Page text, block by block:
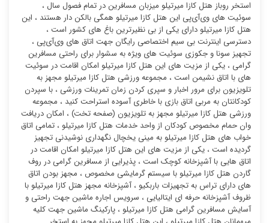
استخر روباز هتل کازا میرتیلو میزبان مسافرین در تمام فصول سال ،
سوئیت ‌های وی‌آی‌پی این هتل کازا میرتیلو همگی بالکن دار هستند ، این
هتل کازا میرتیلو دارای یکی از بی نظیرترین باغ های کشور است ،
دسترسی اینترنت بی سیم اختصاصی رایگان جهت اتاق های وی‌آی‌پی ،
تجهیز سونا و جکوزی سوئیت ‌های ویژه به سشوار برای راحتی مسافرین
گرامی ، یکی از مزیت های این هتل کازا میرتیلو امکان اقامت در سوئیت
‌های با اتاق نشیمن است ، مجموعه ورزشی هتل کازا میرتیلو مجهز به
تلویزیون برای مرور اخبار و سپری کردن زمان تمرینات ورزشی ، با سپردن
کودکانتان به مربی اتاق بازی با خاطری آسوده استراحت کنید ، مجموعه
ورزشی هتل کازا میرتیلو مجهز به تلویزیون (صفحه تخت) ، امکان دریافت
وان حمام مخصوص کودکان از واحد خدمات هتل کازا میرتیلو ، تمامی اتاق
خواب های هتل کازا میرتیلو به مینی یخچال نگهداری نوشیدنی تجهیز
گردیده است ، یکی از مزیت های این هتل کازا میرتیلو امکان اقامت در
اتاق هایی با آشپزخانه کوچک است ، پذیرایی از مسافرین گرامی در روف
گاردن هتل کازا میرتیلو با سیستم گرمایشی مخصوص ، مجهز بودن اتاق
های دارای تراس به تجهیزات باربکیو ، آشپزخانه مجهز هتل کازا میرتیلو با
ظروف آشپزخانه حرفه ای ایتالیایی ، سرویس اجاره ماشین جهت راحتی و
آسایش مسافرین گرامی هتل کازا میرتیلو ، پارکینگ ماشین جهت کلیه